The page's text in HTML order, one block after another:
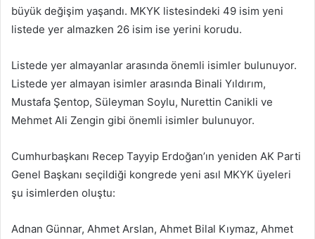
büyük değişim yaşandı. MKYK listesindeki 49 isim yeni
listede yer almazken 26 isim ise yerini korudu.
Listede yer almayanlar arasında önemli isimler bulunuyor.
Listede yer almayan isimler arasında Binali Yıldırım,
Mustafa Şentop, Süleyman Soylu, Nurettin Canikli ve
Mehmet Ali Zengin gibi önemli isimler bulunuyor.
Cumhurbaşkanı Recep Tayyip Erdoğan’ın yeniden AK Parti
Genel Başkanı seçildiği kongrede yeni asıl MKYK üyeleri
şu isimlerden oluştu:
Adnan Günnar, Ahmet Arslan, Ahmet Bilal Kıymaz, Ahmet